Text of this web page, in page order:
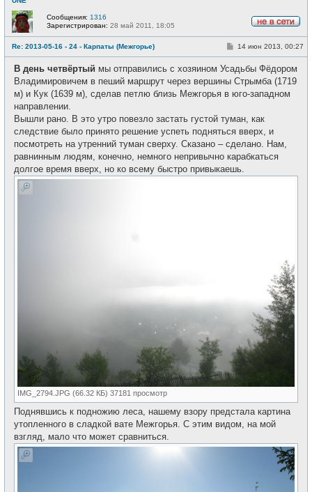
е
в
с
Сообщения: 1316
Зарегистрирован: 28 май 2011, 18:05
Re: 2013-05-16 - 24 - Карпаты (Межгорье)
С
б
щ
н
14 июн 2013, 00:27
В день четвёртый мы отправились с хозяином Усадьбы Фёдором
Владимировичем в пеший маршрут через вершины Стрымба (1719
м) и Кук (1639 м), сделав петлю близь Межгорья в юго-западном
направлении.
Вышли рано. В это утро повезло застать густой туман, как
следствие было принято решение успеть подняться вверх, и
посмотреть на утренний туман сверху. Сказано – сделано. Нам,
равнинным людям, конечно, немного непривычно карабкаться
долгое время вверх, но ко всему быстро привыкаешь.
IMG_2794.JPG (66.32 КБ) 37181 просмотр
Поднявшись к подножию леса, нашему взору предстала картина
утопленного в сладкой вате Межгорья. С этим видом, на мой
взгляд, мало что может сравниться.